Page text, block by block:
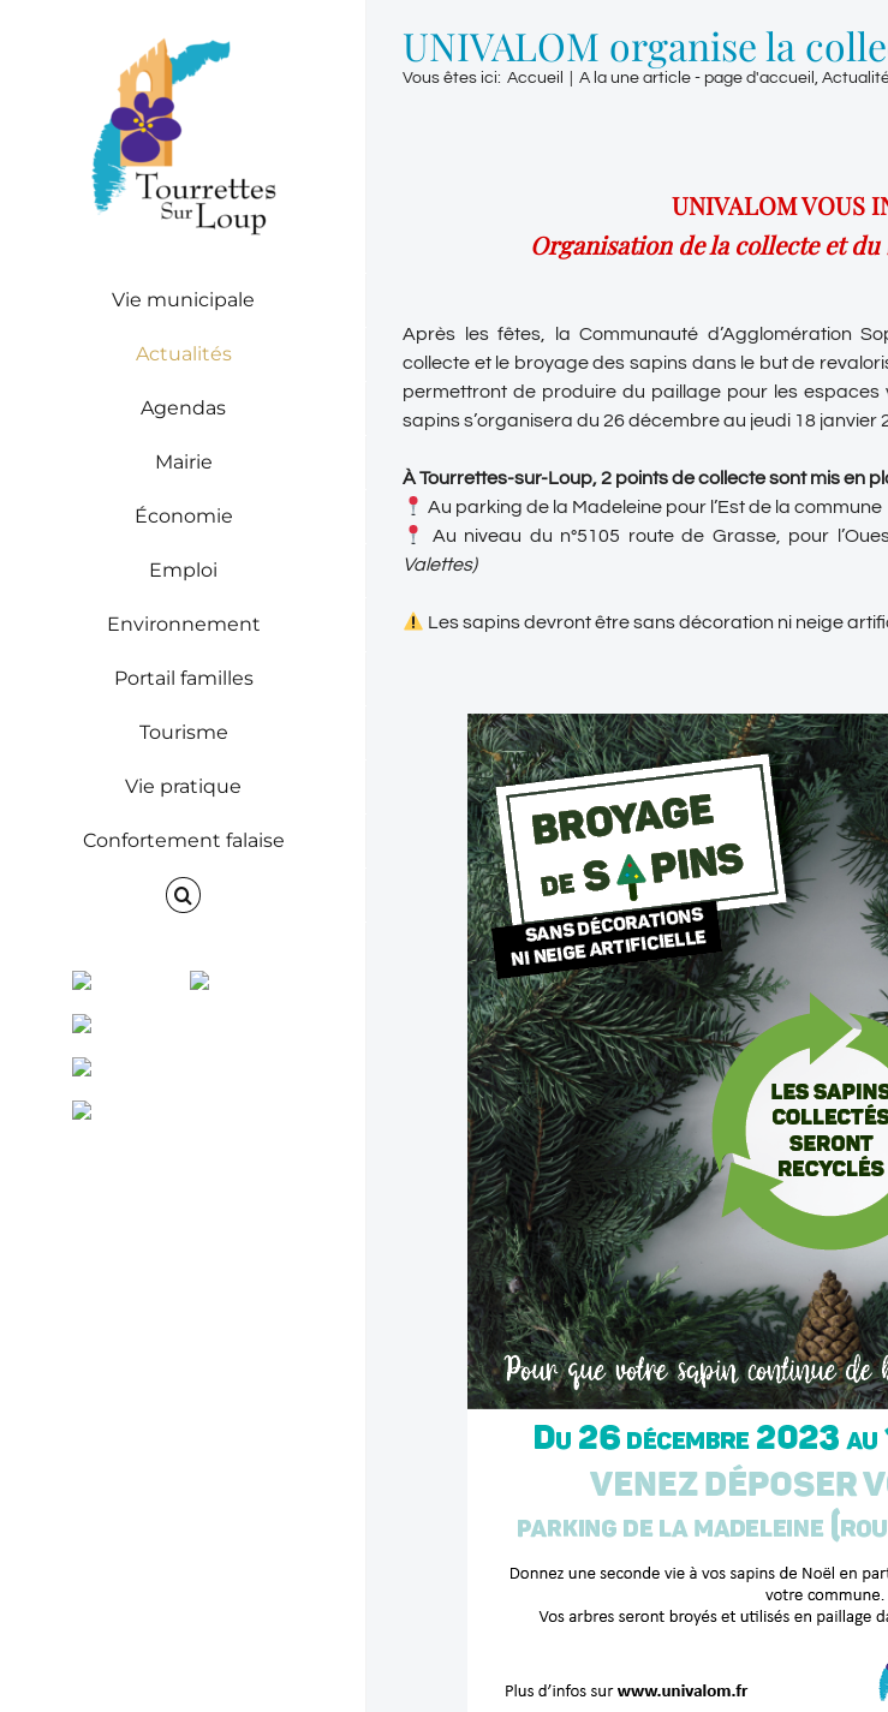
Vie municipale
Actualités
Agendas
Mairie
Économie
Emploi
Environnement
Portail familles
Tourisme
Vie pratique
Confortement falaise
Facebook Instagram
ENVINET
RRS
RSS
UNIVALOM organise la
Vous êtes ici: Accueil A la une article - page d'accueil ,
UNIVALOM VOUS
Organisation de la collecte et du
Après les fêtes, la Communauté d’Agglomération
collecte et le broyage des sapins dans le but de
permettront de produire du paillage pour les
sapins s’organisera du 26 décembre au jeudi 18 janvier
À Tourrettes-sur-Loup, 2 points de collecte sont mis en
Au parking de la Madeleine pour l’Est de la commune
Au niveau du n°5105 route de Grasse, pour
Valettes)
Les sapins devront être sans décoration ni neige